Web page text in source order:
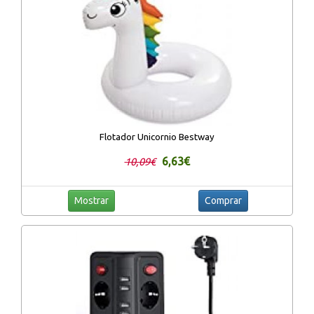
Flotador Unicornio Bestway
10,09€ 6,63€
Mostrar Comprar